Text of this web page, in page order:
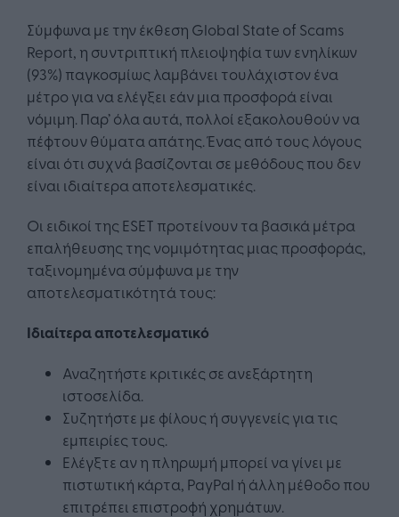
Σύμφωνα με την έκθεση Global State of Scams
Report, η συντριπτική πλειοψηφία των ενηλίκων
(93%) παγκοσμίως λαμβάνει τουλάχιστον ένα
μέτρο για να ελέγξει εάν μια προσφορά είναι
νόμιμη. Παρ’ όλα αυτά, πολλοί εξακολουθούν να
πέφτουν θύματα απάτης. Ένας από τους λόγους
είναι ότι συχνά βασίζονται σε μεθόδους που δεν
είναι ιδιαίτερα αποτελεσματικές.
Οι ειδικοί της ESET προτείνουν τα βασικά μέτρα
επαλήθευσης της νομιμότητας μιας προσφοράς,
ταξινομημένα σύμφωνα με την
αποτελεσματικότητά τους:
Ιδιαίτερα αποτελεσματικό
Αναζητήστε κριτικές σε ανεξάρτητη
ιστοσελίδα.
Συζητήστε με φίλους ή συγγενείς για τις
εμπειρίες τους.
Ελέγξτε αν η πληρωμή μπορεί να γίνει με
πιστωτική κάρτα, PayPal ή άλλη μέθοδο που
επιτρέπει επιστροφή χρημάτων.